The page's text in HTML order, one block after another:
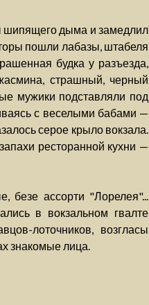
шипящего дыма и замедлил
пошли лабазы, штабеля
будка у разъезда,
страшный, черный
мужики подставляли под
с веселыми бабами —
серое крыло вокзала.
ресторанной кухни —
безе ассорти "Лорелея"...
в вокзальном гвалте
лоточников, возгласы
знакомые лица.